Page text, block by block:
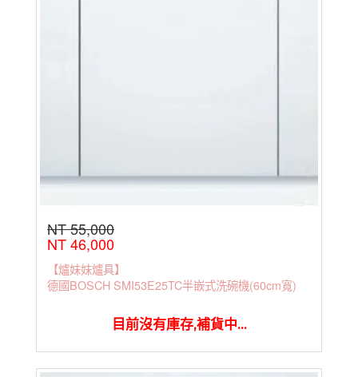
NT 55,000
NT 46,000
【爐妹妹爐具】
德國BOSCH SMI53E25TC半嵌式洗碗機(60cm寬)
目前沒有庫存,補貨中...